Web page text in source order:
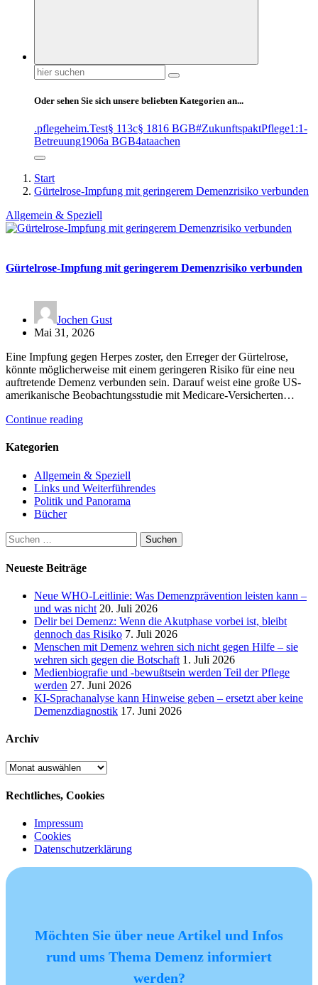
Suchen
nach:
Oder sehen Sie sich unsere beliebten Kategorien an...
.pflegeheim.Test§ 113c§ 1816 BGB#ZukunftspaktPflege1:1-
Betreuung1906a BGB4ataachen
Start
Gürtelrose-Impfung mit geringerem Demenzrisiko verbunden
Allgemein & Speziell
Gürtelrose-Impfung mit geringerem Demenzrisiko verbunden
Jochen Gust
Mai 31, 2026
Eine Impfung gegen Herpes zoster, den Erreger der Gürtelrose,
könnte möglicherweise mit einem geringeren Risiko für eine neu
auftretende Demenz verbunden sein. Darauf weist eine große US-
amerikanische Beobachtungsstudie mit Medicare-Versicherten…
Continue reading
Kategorien
Allgemein & Speziell
Links und Weiterführendes
Politik und Panorama
Bücher
Suchen
nach:
Neueste Beiträge
Neue WHO-Leitlinie: Was Demenzprävention leisten kann –
und was nicht 20. Juli 2026
Delir bei Demenz: Wenn die Akutphase vorbei ist, bleibt
dennoch das Risiko 7. Juli 2026
Menschen mit Demenz wehren sich nicht gegen Hilfe – sie
wehren sich gegen die Botschaft 1. Juli 2026
Medienbiografie und -bewußtsein werden Teil der Pflege
werden 27. Juni 2026
KI-Sprachanalyse kann Hinweise geben – ersetzt aber keine
Demenzdiagnostik 17. Juni 2026
Archiv
Archiv
Rechtliches, Cookies
Impressum
Cookies
Datenschutzerklärung
Möchten Sie über neue Artikel und Infos
rund ums Thema Demenz informiert
werden?